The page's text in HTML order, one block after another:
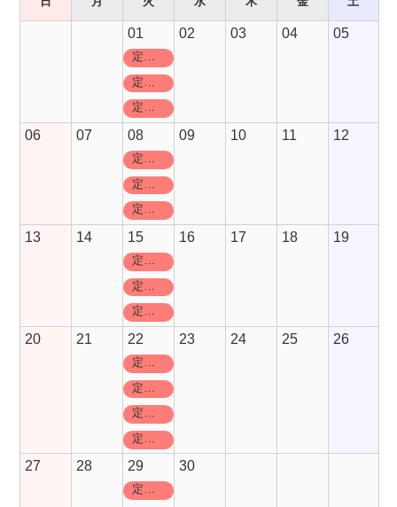
01
定休日
定休日
02 03 04 05
06 07 08
定休日
定休日
09 10 11 12
13 14 15
定休日
定休日
16 17 18 19
20 21 22
定休日
定休日
23 24 25 26
27 28 29
定休日
30